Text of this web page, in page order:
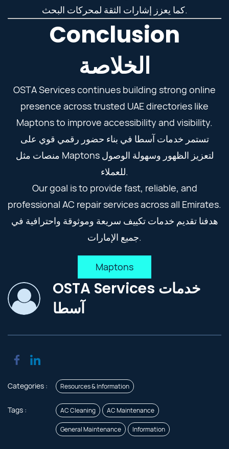
كما يعزز إشارات الثقة لمحركات البحث.
Conclusion
الخلاصة
OSTA Services continues building strong online
presence across trusted UAE directories like
Maptons to improve accessibility and visibility.
تستمر خدمات آسطا في بناء حضور رقمي قوي على
منصات مثل Maptons لتعزيز الظهور وسهولة الوصول
للعملاء.
Our goal is to provide fast, reliable, and
professional AC repair services across all Emirates.
هدفنا تقديم خدمات تكييف سريعة وموثوقة واحترافية في
جميع الإمارات.
Maptons
OSTA Services خدمات
آسطا
Categories : Resources & Information
Tags : AC Cleaning AC Maintenance
General Maintenance Information